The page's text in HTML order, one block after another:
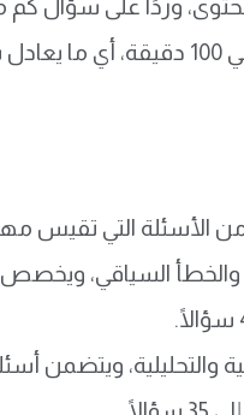
وردًا على سؤال كم
الأسئلة التي تقيس
والخطأ السياقي،
والتحليلية، ويتضمن